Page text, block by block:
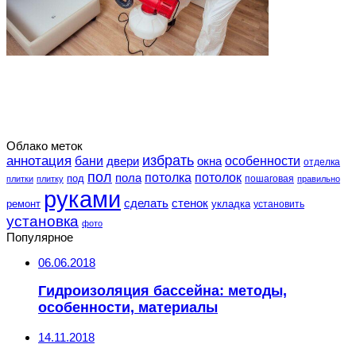
Облако меток
аннотация бани двери избрать окна особенности отделка
плитки плитку под пол пола потолка потолок пошаговая правильно
ремонт руками сделать стенок укладка установить
установка фото
Популярное
06.06.2018
Гидроизоляция бассейна: методы,
особенности, материалы
14.11.2018